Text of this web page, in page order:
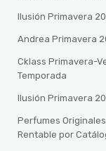
Ilusión Primavera
Andrea Primavera
Cklass Primavera-
Temporada
Ilusión Primavera
Perfumes
Rentable por